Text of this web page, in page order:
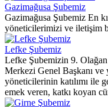
Gazimağusa Şubemiz
Gazimağusa Şubemiz En
yöneticilerimizi ve iletişim
Lefke Şubemiz
Lefke Şubemizin 9.
Merkezi Genel Başkanı ve
yöneticilerinin katılımı ile
emek veren, katkı koyan